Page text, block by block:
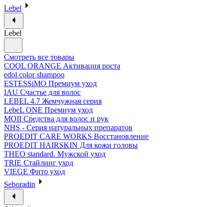
Lebel
Lebel
Смотреть все товары
COOL ORANGE Активация роста
edol color shampoo
ESTESSiMO Премиум уход
IAU Счастье для волос
LEBEL 4.7 Жемчужная серия
LebeL ONE Премиум уход
MOII Средства для волос и рук
NHS - Серия натуральных препаратов
PROEDIT CARE WORKS Восстановление
PROEDIT HAIRSKIN Для кожи головы
THEO standard. Мужской уход
TRIE Стайлинг уход
VIEGE Фито уход
Seboradin